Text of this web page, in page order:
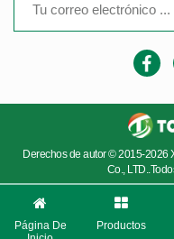
Derechos de autor © 2015-2026
Co.,
Página De
Productos